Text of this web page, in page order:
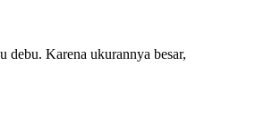
debu. Karena ukurannya besar,